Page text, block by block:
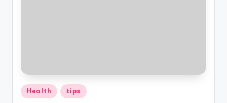
Posted
in
Health tips